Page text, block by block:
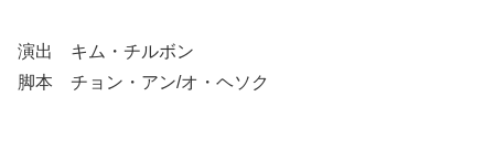
演出 キム・チルボン
脚本 チョン・アン/オ・ヘソク